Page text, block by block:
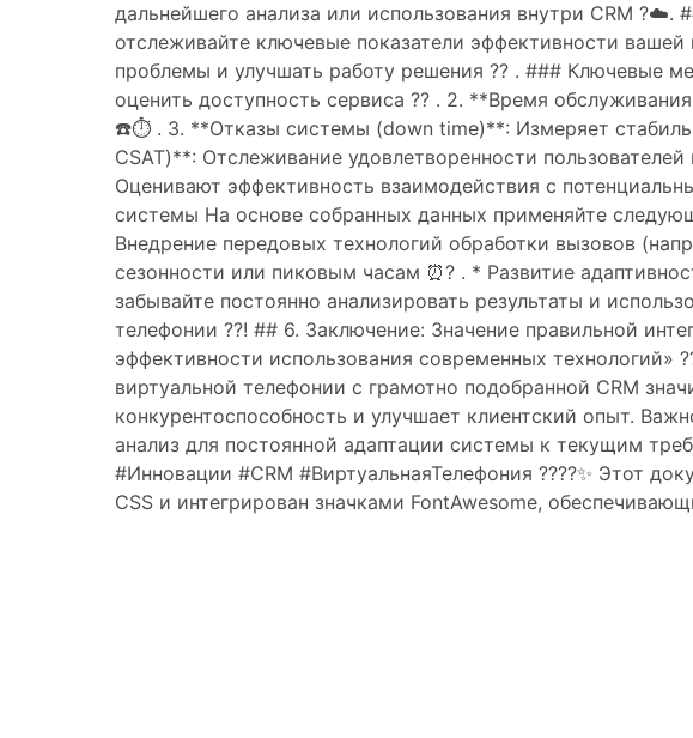
дальнейшего анализа или использования внутри CRM
отслеживайте ключевые показатели эффективности
проблемы и улучшать работу решения ?? . ### Ключевые
оценить доступность сервиса ?? . 2. **Время
☎️⏱️ . 3. **Отказы системы (down time)**: Измеряет
CSAT)**: Отслеживание удовлетворенности
Оценивают эффективность взаимодействия с
системы На основе собранных данных применяйте
Внедрение передовых технологий обработки вызовов
сезонности или пиковым часам ⏰? . * Развитие
забывайте постоянно анализировать результаты и
телефонии ??! ## 6. Заключение: Значение правильной
эффективности использования современных
виртуальной телефонии с грамотно подобранной CRM
конкурентоспособность и улучшает клиентский опыт.
анализ для постоянной адаптации системы к текущим
#Инновации #CRM #ВиртуальнаяТелефония ????✨ Этот
CSS и интегрирован значками FontAwesome,